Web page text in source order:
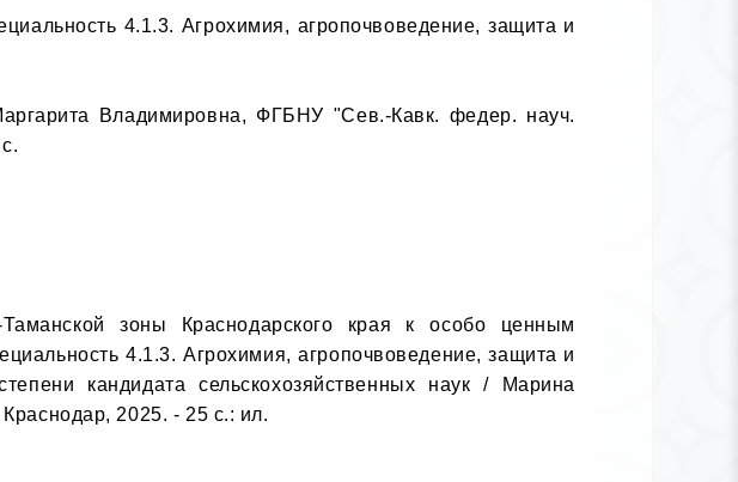
4.1.3. Агрохимия, агропочвоведение, защита и
Владимировна, ФГБНУ "Сев.-Кавк. федер. науч.
зоны Краснодарского края к особо ценным
4.1.3. Агрохимия, агропочвоведение, защита и
кандидата сельскохозяйственных наук / Марина
2025. - 25 с.: ил.